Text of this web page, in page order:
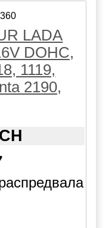
LADA
DOHC,
1119,
2190,